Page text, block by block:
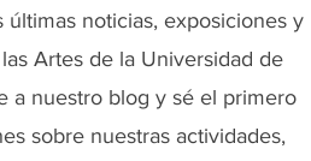
últimas noticias, exposiciones y
Artes de la Universidad de
a nuestro blog y sé el primero
sobre nuestras actividades,